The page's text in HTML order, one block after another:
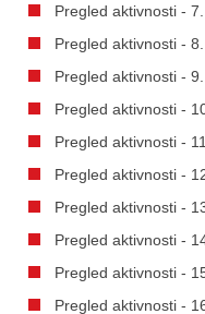
Pregled aktivnosti - 7.
Pregled aktivnosti - 8.
Pregled aktivnosti - 9.
Pregled aktivnosti -
Pregled aktivnosti -
Pregled aktivnosti -
Pregled aktivnosti -
Pregled aktivnosti -
Pregled aktivnosti -
Pregled aktivnosti -